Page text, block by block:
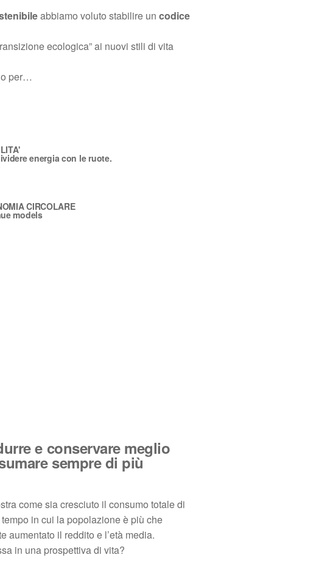
abbiamo voluto stabilire un codice
ecologica” ai nuovi stili di vita
per…
energia con le ruote.
CIRCOLARE
models
e conservare meglio
sempre di più
come sia cresciuto il consumo totale di
in cui la popolazione è più che
aumentato il reddito e l’età media.
in una prospettiva di vita?